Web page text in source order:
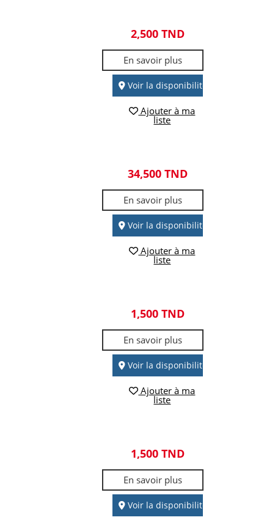
2,500 TND
En savoir plus
Voir la disponibilité
Ajouter à ma
liste
34,500 TND
En savoir plus
Voir la disponibilité
Ajouter à ma
liste
1,500 TND
En savoir plus
Voir la disponibilité
Ajouter à ma
liste
1,500 TND
En savoir plus
Voir la disponibilité